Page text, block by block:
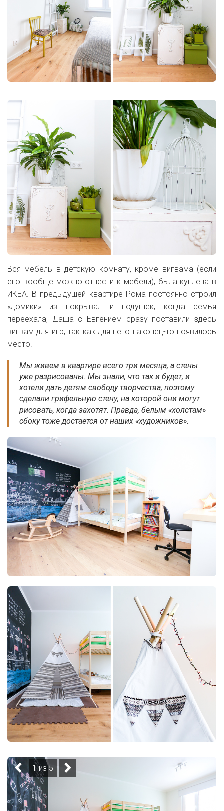
Вся мебель в детскую комнату, кроме вигвама (если
его вообще можно отнести к мебели), была куплена в
ИКЕА. В предыдущей квартире Рома постоянно строил
«домики» из покрывал и подушек; когда семья
переехала, Даша с Евгением сразу поставили здесь
вигвам для игр, так как для него наконец-то появилось
место.
Мы живем в квартире всего три месяца, а стены
уже разрисованы. Мы знали, что так и будет, и
хотели дать детям свободу творчества, поэтому
сделали грифельную стену, на которой они могут
рисовать, когда захотят. Правда, белым «холстам»
сбоку тоже достается от наших «художников».
1 из 5